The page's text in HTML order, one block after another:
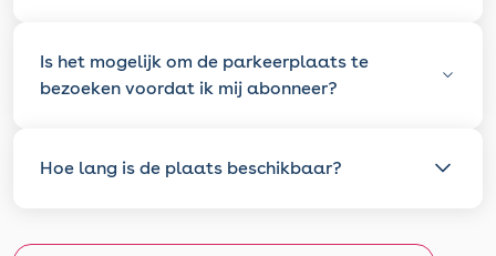
Is het mogelijk om de parkeerplaats te
bezoeken voordat ik mij abonneer?
Hoe lang is de plaats beschikbaar?